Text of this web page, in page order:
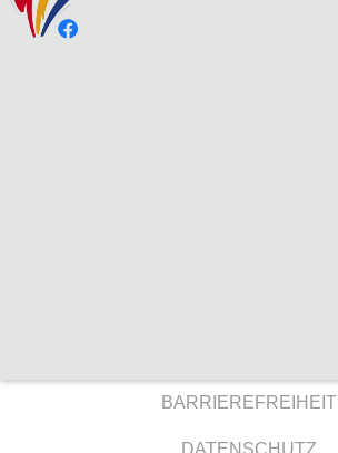
BARRIEREFREIHEIT
DATENSCHUTZ